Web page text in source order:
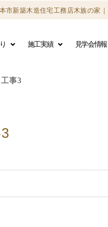
市新築木造住宅工務店木族の家｜
施工実績 見学会情報
事3